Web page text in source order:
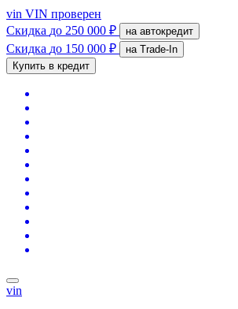
vin VIN проверен
Скидка до 250 000 ₽ на автокредит
Скидка до 150 000 ₽
на Trade-In
Купить в кредит
vin